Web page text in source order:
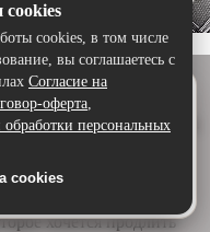
для истинных гурманов.
ароматным
язык,
кусочек — это
хочется продлить
и комфортнее,
Play
cookies
cookies, в том числе
вы соглашаетесь с
Согласие на
оферта,
персональных
cookies